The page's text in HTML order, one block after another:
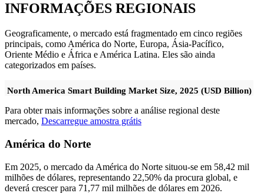
INFORMAÇÕES REGIONAIS
Geograficamente, o mercado está fragmentado em cinco regiões
principais, como América do Norte, Europa, Ásia-Pacífico,
Oriente Médio e África e América Latina. Eles são ainda
categorizados em países.
North America Smart Building Market Size, 2025 (USD Billion)
Para obter mais informações sobre a análise regional deste
mercado, Descarregue amostra grátis
América do Norte
Em 2025, o mercado da América do Norte situou-se em 58,42 mil
milhões de dólares, representando 22,50% da procura global, e
deverá crescer para 71,77 mil milhões de dólares em 2026.